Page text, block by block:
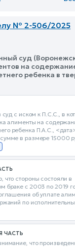
№ 2-506/2025
суд
на
ребенка в
с иском к П.С.С., в
алименты на
ребенка П.А.С.,
в размере 15000
что стороны состояли в
браке с 2003 по 2019
об уплате
по
ЧАСТЬ
что